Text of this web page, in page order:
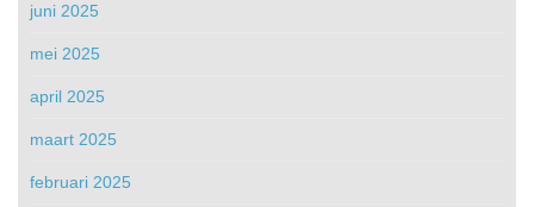
juni 2025
mei 2025
april 2025
maart 2025
februari 2025